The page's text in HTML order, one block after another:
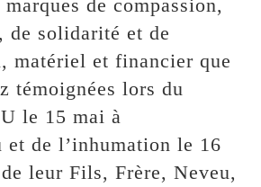
de compassion,
de solidarité et de
matériel et financier que
témoignées lors du
le 15 mai à
et de l’inhumation le 16
leur Fils, Frère, Neveu,